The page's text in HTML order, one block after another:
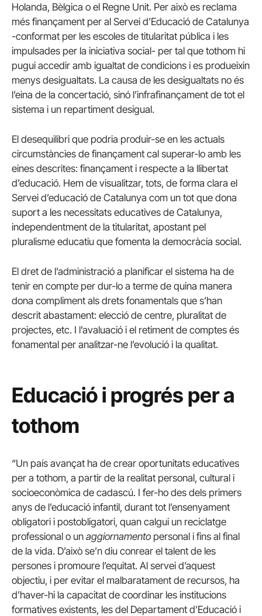
Holanda, Bèlgica o el Regne Unit. Per això es reclama
més finançament per al Servei d’Educació de Catalunya
-conformat per les escoles de titularitat pública i les
impulsades per la iniciativa social- per tal que tothom hi
pugui accedir amb igualtat de condicions i es produeixin
menys desigualtats. La causa de les desigualtats no és
l’eina de la concertació, sinó l’infrafinançament de tot el
sistema i un repartiment desigual.
El desequilibri que podria produir-se en les actuals
circumstàncies de finançament cal superar-lo amb les
eines descrites: finançament i respecte a la llibertat
d’educació. Hem de visualitzar, tots, de forma clara el
Servei d’educació de Catalunya com un tot que dona
suport a les necessitats educatives de Catalunya,
independentment de la titularitat, apostant pel
pluralisme educatiu que fomenta la democràcia social.
El dret de l’administració a planificar el sistema ha de
tenir en compte per dur-lo a terme de quina manera
dona compliment als drets fonamentals que s’han
descrit abastament: elecció de centre, pluralitat de
projectes, etc. I l’avaluació i el retiment de comptes és
fonamental per analitzar-ne l’evolució i la qualitat.
Educació i progrés per a
tothom
“Un país avançat ha de crear oportunitats educatives
per a tothom, a partir de la realitat personal, cultural i
socioeconòmica de cadascú. I fer-ho des dels primers
anys de l’educació infantil, durant tot l’ensenyament
obligatori i postobligatori, quan calgui un reciclatge
professional o un aggiornamento personal i fins al final
de la vida. D’això se’n diu conrear el talent de les
persones i promoure l’equitat. Al servei d’aquest
objectiu, i per evitar el malbaratament de recursos, ha
d’haver-hi la capacitat de coordinar les institucions
formatives existents, les del Departament d’Educació i